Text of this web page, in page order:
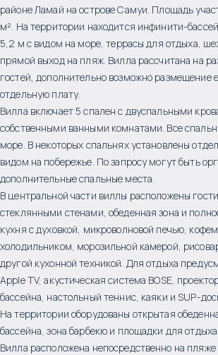
районе Ламай на острове Самуи. Площадь
м². На территории находится инфинити-
5,2 м с видом на море, террасы для отдыха,
прямой выход на пляж. Вилла рассчитана на
гостей, дополнительно возможно размещение
отдельную плату.
Вилла включает 5 спален с двуспальными
собственными ванными комнатами. Все
море. В некоторых спальнях установлены
видом на побережье. По запросу могут быть
дополнительные спальные места.
В центральной части виллы расположены
стеклянными стенами, обеденная зона и
кухня с духовкой, микроволновой печью,
холодильником, морозильной камерой,
другой кухонной техникой. Для отдыха
Apple TV, акустическая система BOSE,
бассейна, настольный теннис, каяки и SUP-
На территории оборудованы открытая
бассейна, зона барбекю и площадки для
Вилла расположена непосредственно на